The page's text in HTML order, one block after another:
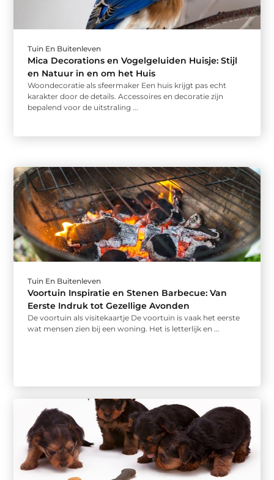
Tuin En Buitenleven
Mica Decorations en Vogelgeluiden Huisje: Stijl
en Natuur in en om het Huis
Woondecoratie als sfeermaker Een huis krijgt pas echt
karakter door de details. Accessoires en decoratie zijn
bepalend voor de uitstraling ...
Tuin En Buitenleven
Voortuin Inspiratie en Stenen Barbecue: Van
Eerste Indruk tot Gezellige Avonden
De voortuin als visitekaartje De voortuin is vaak het eerste
wat mensen zien bij een woning. Het is letterlijk en ...